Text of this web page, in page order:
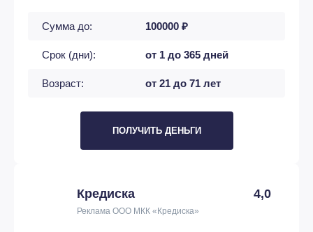
Сумма до: 100000 ₽
Срок (дни): от 1 до 365 дней
Возраст: от 21 до 71 лет
ПОЛУЧИТЬ ДЕНЬГИ
Кредиска 4,0
Реклама ООО МКК «Кредиска»